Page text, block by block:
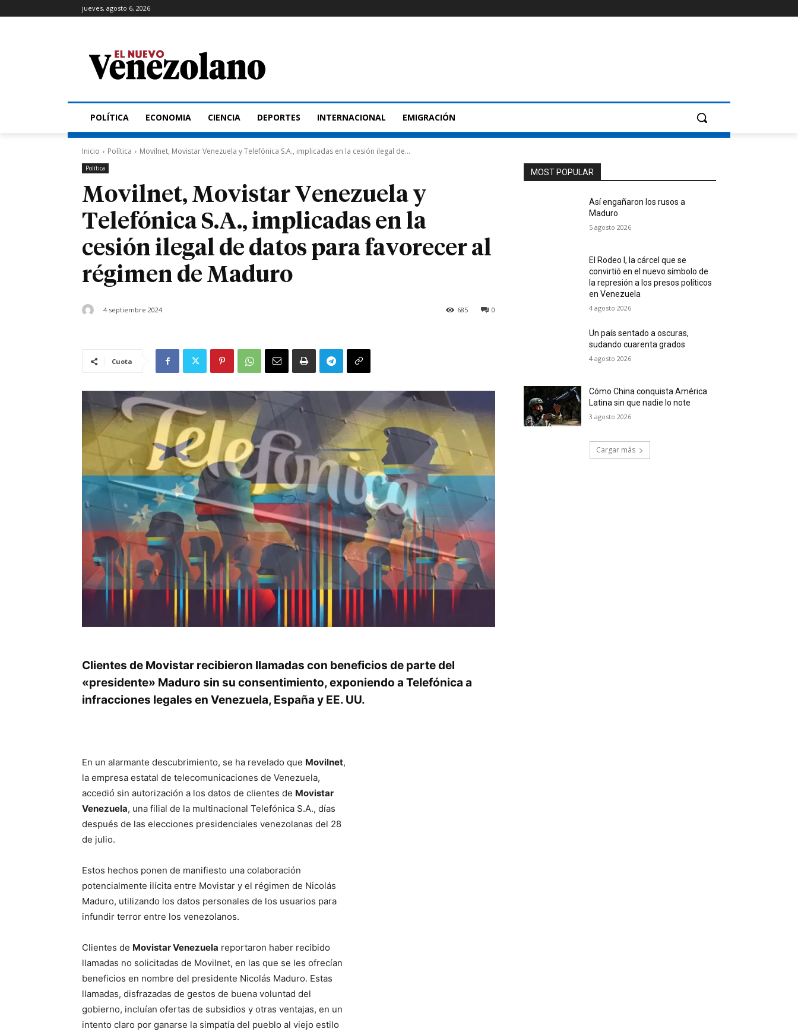
jueves, agosto 6, 2026
POLÍTICA ECONOMIA CIENCIA DEPORTES INTERNACIONAL EMIGRACIÓN
Inicio Política Movilnet, Movistar Venezuela y Telefónica S.A., implicadas en la cesión ilegal de...
Política
Movilnet, Movistar Venezuela y
Telefónica S.A., implicadas en la
cesión ilegal de datos para favorecer al
régimen de Maduro
4 septiembre 2024 0
685
Cuota
Clientes de Movistar recibieron llamadas con beneficios de parte del
«presidente» Maduro sin su consentimiento, exponiendo a Telefónica a
infracciones legales en Venezuela, España y EE. UU.
En un alarmante descubrimiento, se ha revelado que Movilnet,
la empresa estatal de telecomunicaciones de Venezuela,
accedió sin autorización a los datos de clientes de Movistar
Venezuela, una filial de la multinacional Telefónica S.A., días
después de las elecciones presidenciales venezolanas del 28
de julio.
Estos hechos ponen de manifiesto una colaboración
potencialmente ilícita entre Movistar y el régimen de Nicolás
Maduro, utilizando los datos personales de los usuarios para
infundir terror entre los venezolanos.
Clientes de Movistar Venezuela reportaron haber recibido
llamadas no solicitadas de Movilnet, en las que se les ofrecían
beneficios en nombre del presidente Nicolás Maduro. Estas
llamadas, disfrazadas de gestos de buena voluntad del
gobierno, incluían ofertas de subsidios y otras ventajas, en un
intento claro por ganarse la simpatía del pueblo al viejo estilo
MOST POPULAR
Así engañaron los rusos a
Maduro
5 agosto 2026
El Rodeo I, la cárcel que se
convirtió en el nuevo símbolo de
la represión a los presos políticos
en Venezuela
4 agosto 2026
Un país sentado a oscuras,
sudando cuarenta grados
4 agosto 2026
Cómo China conquista América
Latina sin que nadie lo note
3 agosto 2026
Cargar más